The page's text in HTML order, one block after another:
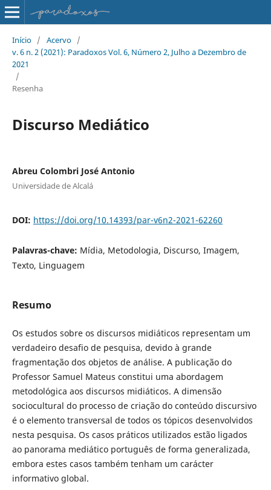
Início / Acervo /
v. 6 n. 2 (2021): Paradoxos Vol. 6, Número 2, Julho a Dezembro de
2021
/
Resenha
Discurso Mediático
Abreu Colombri José Antonio
Universidade de Alcalá
DOI: https://doi.org/10.14393/par-v6n2-2021-62260
Palavras-chave: Mídia, Metodologia, Discurso, Imagem,
Texto, Linguagem
Resumo
Os estudos sobre os discursos midiáticos representam um
verdadeiro desafio de pesquisa, devido à grande
fragmentação dos objetos de análise. A publicação do
Professor Samuel Mateus constitui uma abordagem
metodológica aos discursos midiáticos. A dimensão
sociocultural do processo de criação do conteúdo discursivo
é o elemento transversal de todos os tópicos desenvolvidos
nesta pesquisa. Os casos práticos utilizados estão ligados
ao panorama mediático português de forma generalizada,
embora estes casos também tenham um carácter
informativo global.